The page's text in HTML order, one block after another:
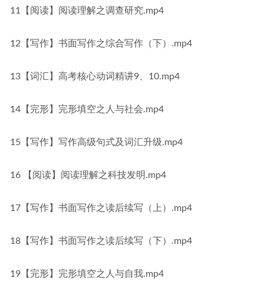
11【阅读】阅读理解之调查研究.mp4
12【写作】书面写作之综合写作（下）.mp4
13【词汇】高考核心动词精讲9、10.mp4
14【完形】完形填空之人与社会.mp4
15【写作】写作高级句式及词汇升级.mp4
16 【阅读】阅读理解之科技发明.mp4
17【写作】书面写作之读后续写（上）.mp4
18【写作】书面写作之读后续写（下）.mp4
19【完形】完形填空之人与自我.mp4